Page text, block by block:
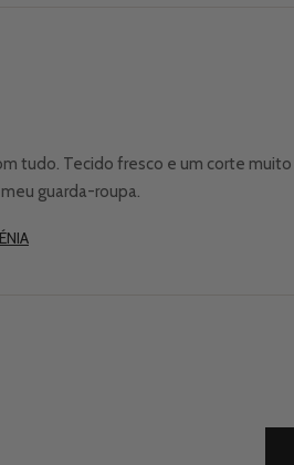
tudo. Tecido fresco e um corte muito
guarda-roupa.